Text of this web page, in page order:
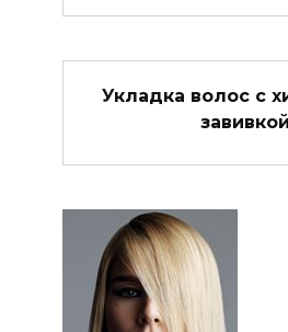
Укладка волос с
завивкой